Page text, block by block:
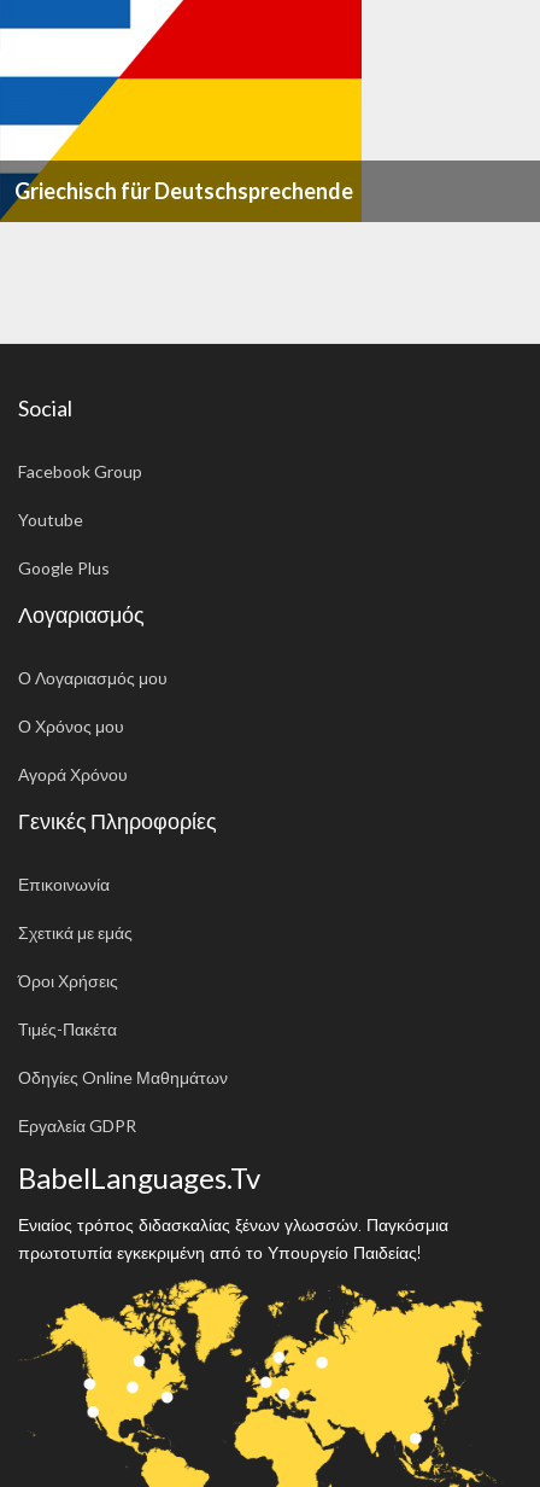
Griechisch für Deutschsprechende
Social
Facebook Group
Youtube
Google Plus
Λογαριασμός
Ο Λογαριασμός μου
Ο Χρόνος μου
Αγορά Χρόνου
Γενικές Πληροφορίες
Επικοινωνία
Σχετικά με εμάς
Όροι Χρήσεις
Τιμές-Πακέτα
Οδηγίες Online Μαθημάτων
Εργαλεία GDPR
BabelLanguages.Tv
Ενιαίος τρόπος διδασκαλίας ξένων γλωσσών. Παγκόσμια
πρωτοτυπία εγκεκριμένη από το Υπουργείο Παιδείας!